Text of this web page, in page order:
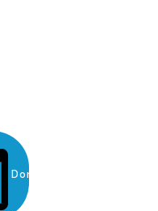
Donate Us